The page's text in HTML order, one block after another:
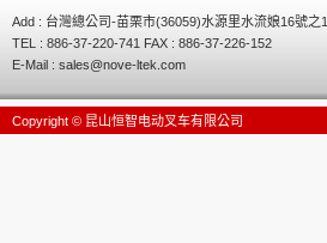
Add : 台灣總公司-苗栗市(36059)水源里水流娘16號之1
TEL : 886-37-220-741 FAX : 886-37-226-152
E-Mail : sales@nove-ltek.com
Copyright © 昆山恒智电动叉车有限公司